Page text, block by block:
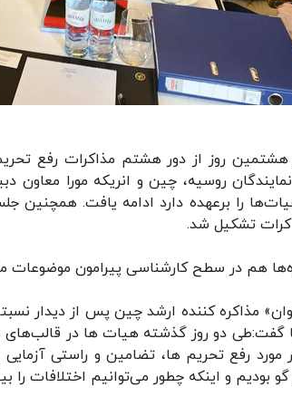
هشتمین روز از دور هشتم مذاکرات رفع
نمایندگان روسیه، چین و انریکه مورا
تشکیل شد.
هم در سطح کارشناسی پیرامون موضوعات
مذاکره کننده ارشد چین پس از دیدار
گفت:‌طی دو روز گذشته هیات ها در
مورد رفع تحریم ها، تضامین و راستی
بودیم و اینکه چطور می‌توانیم اختلافات